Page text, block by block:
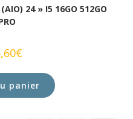
24 » I5 16GO 512GO
€
panier